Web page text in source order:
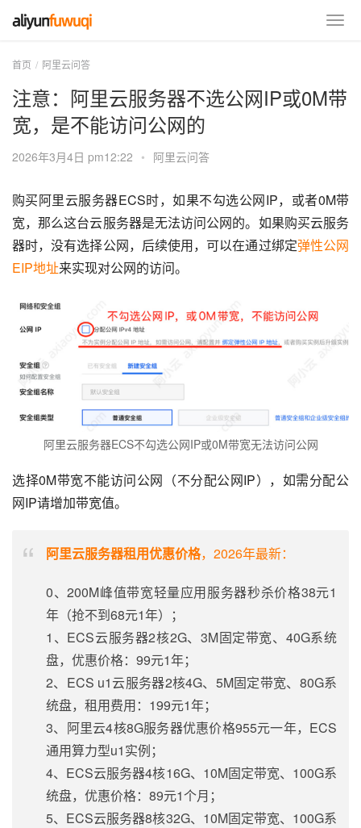
首页 阿里云问答
注意：阿里云服务器不选公网IP或0M带
宽，是不能访问公网的
2026年3月4日 pm12:22 • 阿里云问答
购买阿里云服务器ECS时，如果不勾选公网IP，或者0M带
宽，那么这台云服务器是无法访问公网的。如果购买云服务
器时，没有选择公网，后续使用，可以在通过绑定弹性公网
EIP地址来实现对公网的访问。
阿里云服务器ECS不勾选公网IP或0M带宽无法访问公网
选择0M带宽不能访问公网（不分配公网IP），如需分配公
网IP请增加带宽值。
阿里云服务器租用优惠价格，2026年最新：
0、200M峰值带宽轻量应用服务器秒杀价格38元1
年（抢不到68元1年）；
1、ECS云服务器2核2G、3M固定带宽、40G系统
盘，优惠价格：99元1年；
2、ECS u1云服务器2核4G、5M固定带宽、80G系
统盘，租用费用：199元1年；
3、阿里云4核8G服务器优惠价格955元一年，ECS
通用算力型u1实例；
4、ECS云服务器4核16G、10M固定带宽、100G系
统盘，优惠价格：89元1个月；
5、ECS云服务器8核32G、10M固定带宽、100G系